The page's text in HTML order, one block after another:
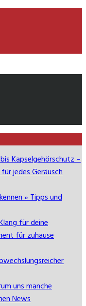
Kapselgehörschutz –
jedes Geräusch
» Tipps und
für deine
für zuhause
uns manche
News